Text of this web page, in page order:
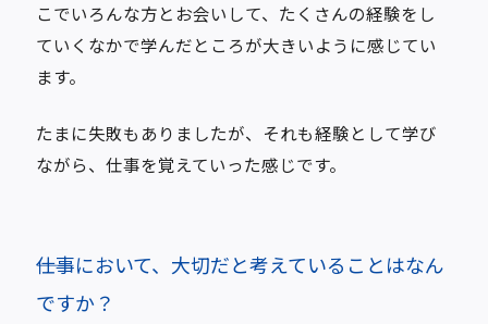
こでいろんな方とお会いして、たくさんの経験をし
ていくなかで学んだところが大きいように感じてい
ます。
たまに失敗もありましたが、それも経験として学び
ながら、仕事を覚えていった感じです。
――仕事において、大切だと考えていることはなん
ですか？